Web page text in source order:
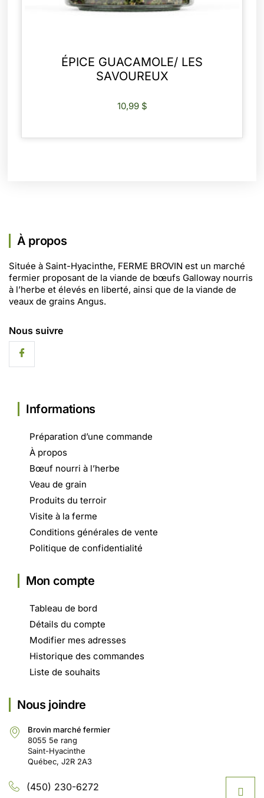
ÉPICE GUACAMOLE/ LES
SAVOUREUX
10,99 $
À propos
Située à Saint-Hyacinthe, FERME BROVIN est un marché
fermier proposant de la viande de bœufs Galloway nourris
à l’herbe et élevés en liberté, ainsi que de la viande de
veaux de grains Angus.
Nous suivre
Informations
Préparation d’une commande
À propos
Bœuf nourri à l’herbe
Veau de grain
Produits du terroir
Visite à la ferme
Conditions générales de vente
Politique de confidentialité
Mon compte
Tableau de bord
Détails du compte
Modifier mes adresses
Historique des commandes
Liste de souhaits
Nous joindre
Brovin marché fermier
8055 5e rang
Saint-Hyacinthe
Québec, J2R 2A3
(450) 230-6272